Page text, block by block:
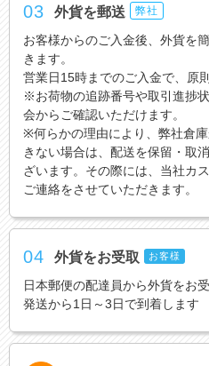
03 外貨を郵送 弊社
お客様からのご入金後、外貨を
きます。
営業日15時までのご入金で、原
※お荷物の追跡番号や取引進捗
会からご確認いただけます。
※何らかの理由により、弊社倉
きない場合は、配送を保留・取
ざいます。その際には、当社カ
ご連絡をさせていただきます。
04 外貨をお受取 お客様
日本郵便の配達員から外貨をお
発送から1日～3日で到着します